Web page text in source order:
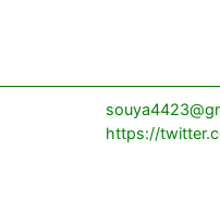
https://